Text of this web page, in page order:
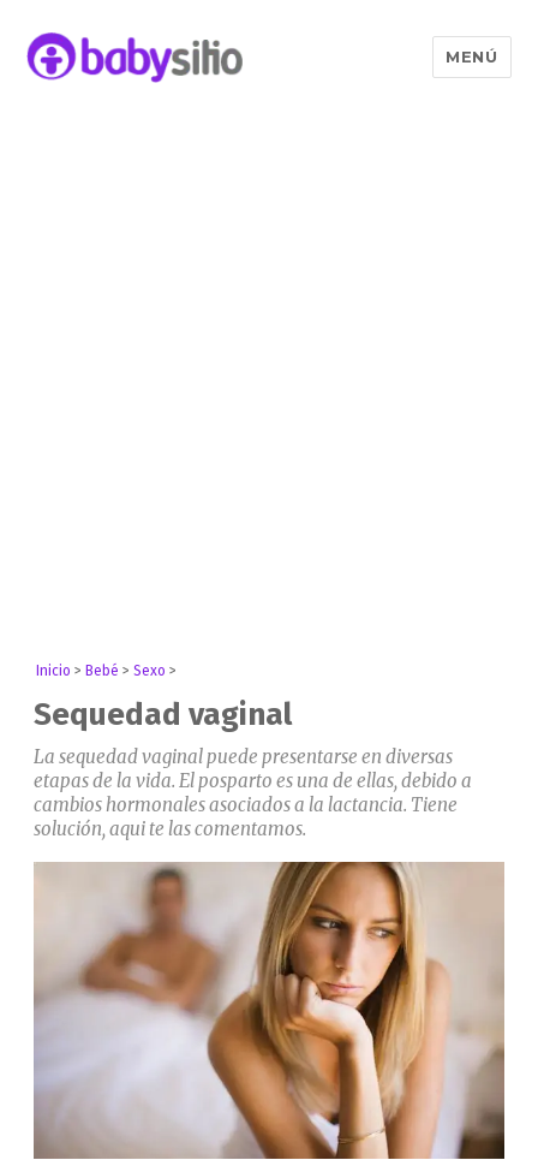
MENÚ
Inicio > Bebé >Sexo >
Sequedad vaginal
La sequedad vaginal puede presentarse en diversas
etapas de la vida. El posparto es una de ellas, debido a
cambios hormonales asociados a la lactancia. Tiene
solución, aqui te las comentamos.